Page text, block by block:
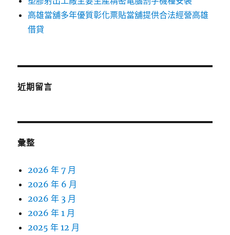
高雄當舖多年優質彰化票貼當舖提供合法經營高雄
借貸
近期留言
彙整
2026 年 7 月
2026 年 6 月
2026 年 3 月
2026 年 1 月
2025 年 12 月